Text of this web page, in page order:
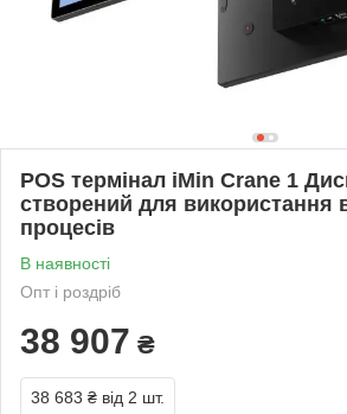
POS термінал iMin Crane 1
створений для використання
процесів
В наявності
Опт і роздріб
38 907 ₴
38 683 ₴ від 2 шт.